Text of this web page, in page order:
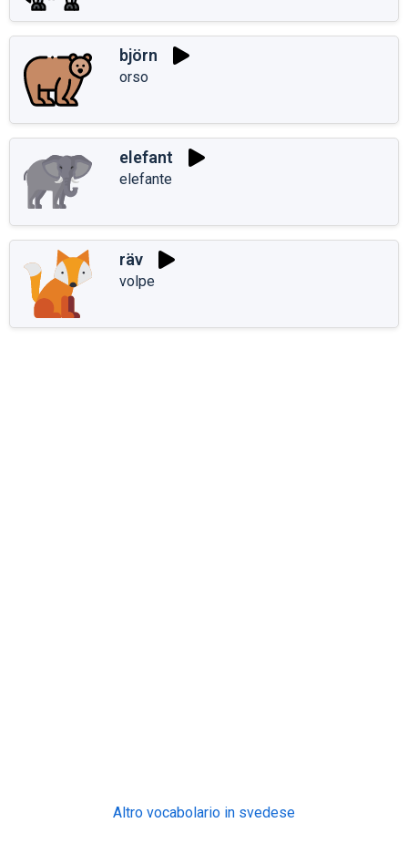
björn
orso
elefant
elefante
räv
volpe
Altro vocabolario in svedese